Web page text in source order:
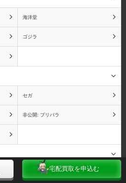
カードキャプターさくら
仮面ライダー
海洋堂
ゴジラ
セガ
非公開: プリパラ
アイドルマスター(一番くじ)
宅配買取を申込む